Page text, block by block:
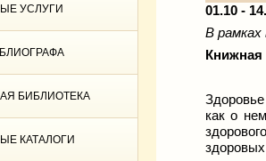
УСЛУГИ
БИБЛИОТЕКА
КАТАЛОГИ
01.10 -
В
Книжная
как о